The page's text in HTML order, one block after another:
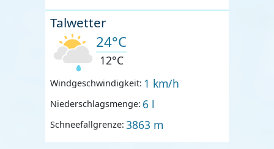
Talwetter
24°C
12°C
Windgeschwindigkeit: 1 km/h
Niederschlagsmenge: 6 l
Schneefallgrenze: 3863 m